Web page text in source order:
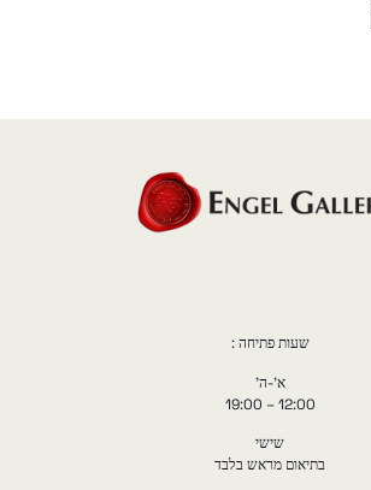
שעות פתיחה :
א'-ה'
12:00 – 19:00
שישי
בתיאום מראש בלבד